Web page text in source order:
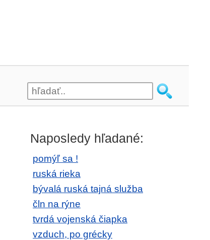
Naposledy hľadané:
pomýľ sa !
ruská rieka
bývalá ruská tajná služba
čln na rýne
tvrdá vojenská čiapka
vzduch, po grécky